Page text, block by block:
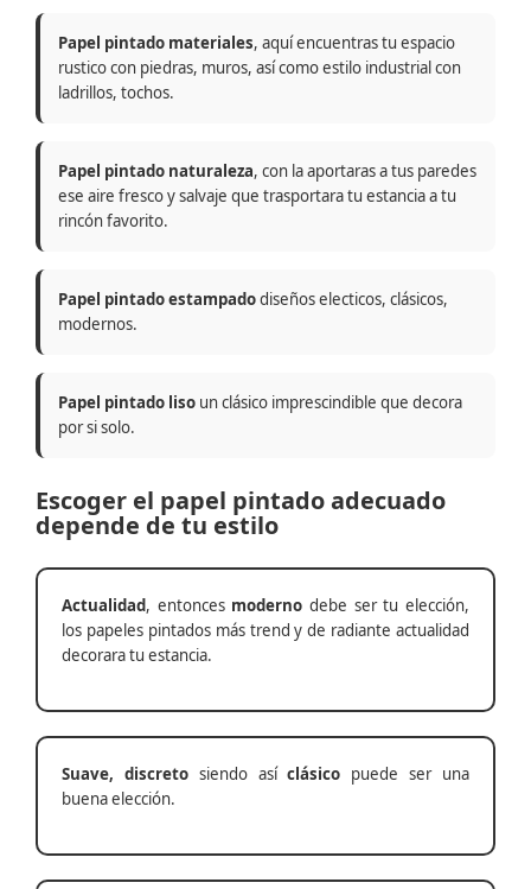
Papel pintado materiales, aquí encuentras tu espacio
rustico con piedras, muros, así como estilo industrial con
ladrillos, tochos.
Papel pintado naturaleza, con la aportaras a tus paredes
ese aire fresco y salvaje que trasportara tu estancia a tu
rincón favorito.
Papel pintado estampadodiseños electicos, clásicos,
modernos.
Papel pintado liso un clásico imprescindible que decora
por si solo.
Escoger el papel pintado adecuado
depende de tu estilo
Actualidad, entonces moderno debe ser tu elección,
los papeles pintados más trend y de radiante actualidad
decorara tu estancia.
Suave, discretosiendo asíclásico puede ser una
buena elección.